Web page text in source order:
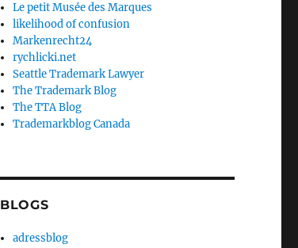
Le petit Musée des Marques
likelihood of confusion
Markenrecht24
rychlicki.net
Seattle Trademark Lawyer
The Trademark Blog
The TTA Blog
Trademarkblog Canada
BLOGS
adressblog